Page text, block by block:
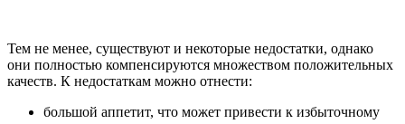
Тем не менее, существуют и некоторые недостатки, однако
они полностью компенсируются множеством положительных
качеств. К недостаткам можно отнести:
большой аппетит, что может привести к избыточному